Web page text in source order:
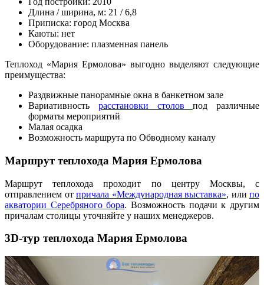
Длина / ширина, м: 21 / 6,8
Приписка: город Москва
Каюты: нет
Оборудование: плазменная панель
Теплоход «Мария Ермолова» выгодно выделяют следующие
преимущества:
Раздвижные панорамные окна в банкетном зале
Вариативность расстановки столовпод различные
форматы мероприятий
Малая осадка
Возможность маршрута по Обводному каналу
Маршрут теплохода Мария Ермолова
Маршрут теплохода проходит по центру Москвы, с
отправлением от причала «Международная выставка», или по
акватории Серебряного бора. Возможность подачи к другим
причалам столицы уточняйте у наших менеджеров.
3D-тур теплохода Мария Ермолова